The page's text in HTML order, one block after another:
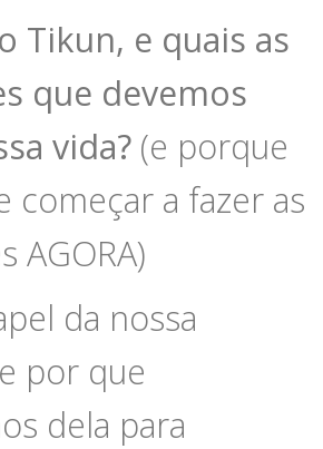
Tikun, e quais as
que devemos
vida?(e porque
começar a fazer as
AGORA)
da nossa
por que
dela para